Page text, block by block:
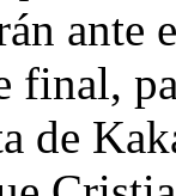
ante
final,
de